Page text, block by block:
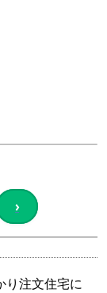
›
り注文住宅に